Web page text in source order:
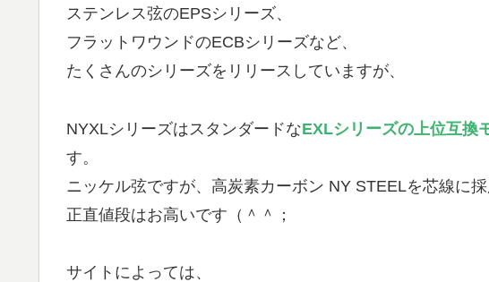
ステンレス弦のEPSシリーズ、
フラットワウンドのECBシリーズなど、
たくさんのシリーズをリリースしていますが、
NYXLシリーズはスタンダードなEXLシリーズの上位互換
す。
ニッケル弦ですが、高炭素カーボン NY STEELを芯線に
正直値段はお高いです（＾＾；
サイトによっては、